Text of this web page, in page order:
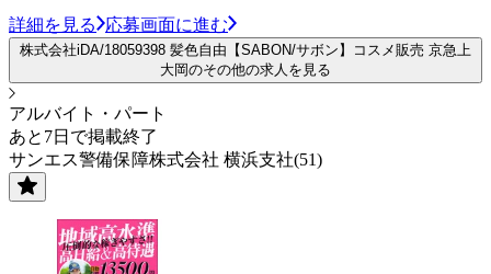
詳細を見る 応募画面に進む
株式会社iDA/18059398 髪色自由【SABON/サボン】コスメ販売 京急上
大岡のその他の求人を見る
アルバイト・パート
あと7日で掲載終了
サンエス警備保障株式会社 横浜支社(51)